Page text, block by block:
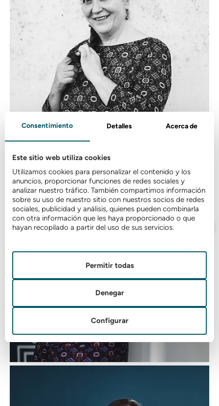
Consentimiento Detalles Acerca de
Este sitio web utiliza cookies
Utilizamos cookies para personalizar el contenido y los
anuncios, proporcionar funciones de redes sociales y
analizar nuestro tráfico. También compartimos información
sobre su uso de nuestro sitio con nuestros socios de redes
sociales, publicidad y análisis, quienes pueden combinarla
con otra información que les haya proporcionado o que
hayan recopilado a partir del uso de sus servicios.
Configurar
Denegar
Permitir todas